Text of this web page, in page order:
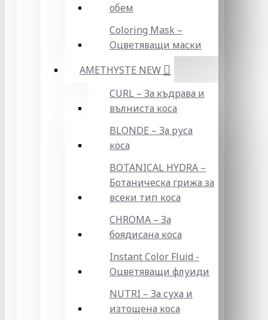
обем
Coloring Mask –
Оцветяващи маски
AMETHYSTE NEW
CURL – За къдрава и
вълниста коса
BLONDE – За руса
коса
BOTANICAL HYDRA –
Ботаническа грижа за
всеки тип коса
CHROMA – За
боядисана коса
Instant Color Fluid -
Оцветяващи флуиди
NUTRI – За суха и
изтощена коса